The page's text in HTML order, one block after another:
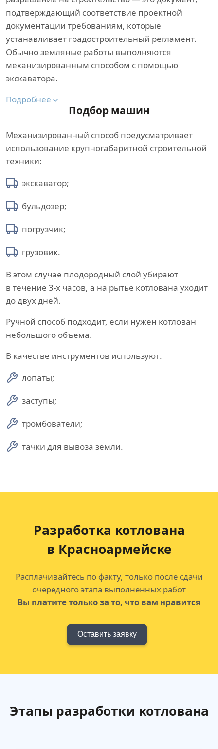
подтверждающий соответствие проектной
документации требованиям, которые
устанавливает градостроительный регламент.
Обычно земляные работы выполняются
механизированным способом с помощью
экскаватора.
Подробнее
Подбор машин
Механизированный способ предусматривает
использование крупногабаритной строительной
техники:
экскаватор;
бульдозер;
погрузчик;
грузовик.
В этом случае плодородный слой убирают
в течение 3-х часов, а на рытье котлована уходит
до двух дней.
Ручной способ подходит, если нужен котлован
небольшого объема.
В качестве инструментов используют:
лопаты;
заступы;
тромбователи;
тачки для вывоза земли.
Разработка котлована
в Красноармейске
Расплачивайтесь по факту, только после сдачи
очередного этапа выполненных работ
Вы платите только за то, что вам нравится
Оставить заявку
Этапы разработки котлована